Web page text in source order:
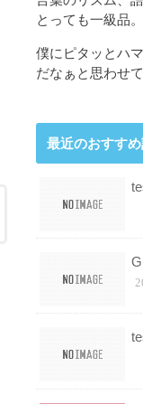
とっても一級品。
僕にピタッとハ
だなぁと思わせて
最近のおすす